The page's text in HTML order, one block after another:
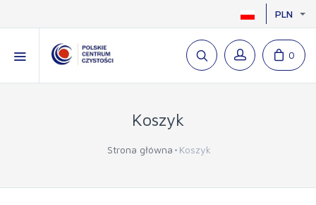
PLN
0
Koszyk
Strona główna Koszyk